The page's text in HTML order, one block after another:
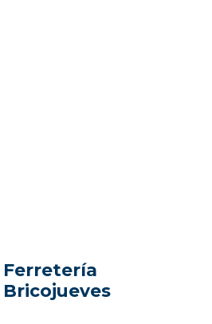
Ferretería
Bricojueves